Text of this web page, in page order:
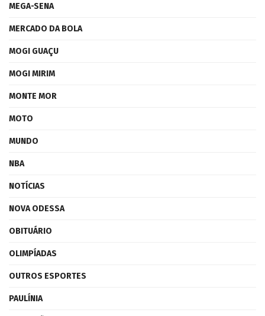
MEGA-SENA
MERCADO DA BOLA
MOGI GUAÇU
MOGI MIRIM
MONTE MOR
MOTO
MUNDO
NBA
NOTÍCIAS
NOVA ODESSA
OBITUÁRIO
OLIMPÍADAS
OUTROS ESPORTES
PAULÍNIA